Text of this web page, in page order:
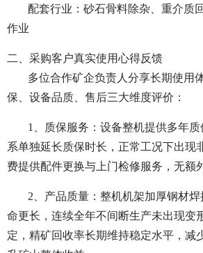
配套行业：砂石骨料除杂、重介质
作业
二、采购客户真实使用心得反馈
多位合作矿企负责人分享长期使用
保、设备品质、售后三大维度评价：
1、质保服务：设备整机提供多年
系单独延长质保时长，正常工况下出现
费提供配件更换与上门检修服务，无额
2、产品质量：整机机架加厚钢材
命更长，连续全年不间断生产未出现变
定，精矿回收率长期维持稳定水平，减